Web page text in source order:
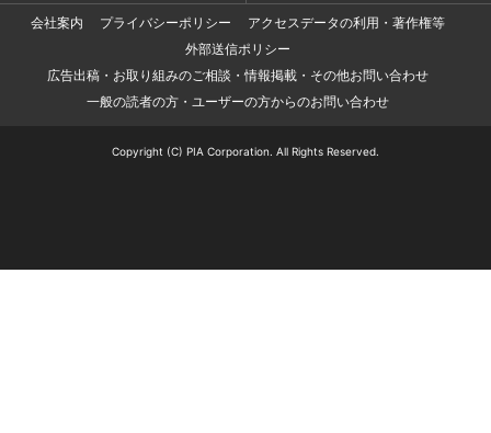
会社案内
プライバシーポリシー
アクセスデータの利用・著作権等
外部送信ポリシー
広告出稿・お取り組みのご相談・情報掲載・その他お問い合わせ
一般の読者の方・ユーザーの方からのお問い合わせ
Copyright (C) PIA Corporation. All Rights Reserved.